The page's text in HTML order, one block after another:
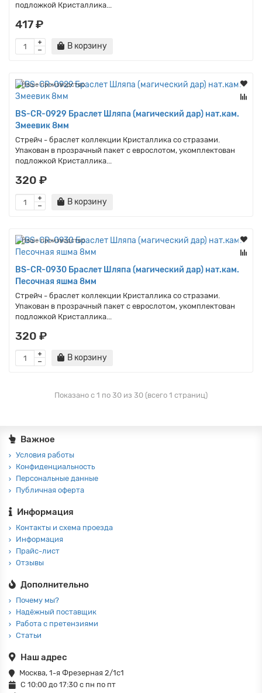
подложкой Кристаллика...
417 ₽
В корзину
Наше производство
BS-CR-0929 Браслет Шляпа (магический дар) нат.кам.
Змеевик 8мм
Стрейч - браслет коллекции Кристаллика со стразами.
Упакован в прозрачный пакет с еврослотом, укомплектован
подложкой Кристаллика...
320 ₽
В корзину
Наше производство
BS-CR-0930 Браслет Шляпа (магический дар) нат.кам.
Песочная яшма 8мм
Стрейч - браслет коллекции Кристаллика со стразами.
Упакован в прозрачный пакет с еврослотом, укомплектован
подложкой Кристаллика...
320 ₽
В корзину
Показано с 1 по 30 из 30 (всего 1 страниц)
Важное
Условия работы
Конфиденциальность
Персональные данные
Публичная оферта
Информация
Контакты и схема проезда
Информация
Прайс-лист
Отзывы
Дополнительно
Почему мы?
Надёжный поставщик
Работа с претензиями
Статьи
Наш адрес
Москва, 1-я Фрезерная 2/1с1
С 10:00 до 17:30 с пн по пт